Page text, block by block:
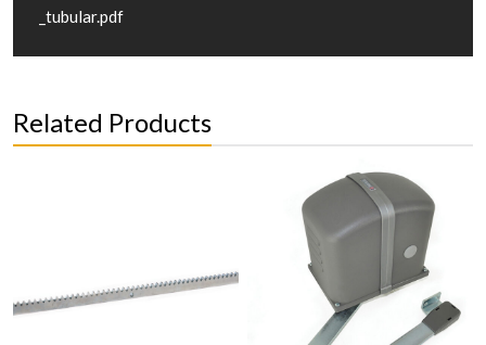
_tubular.pdf
Related Products